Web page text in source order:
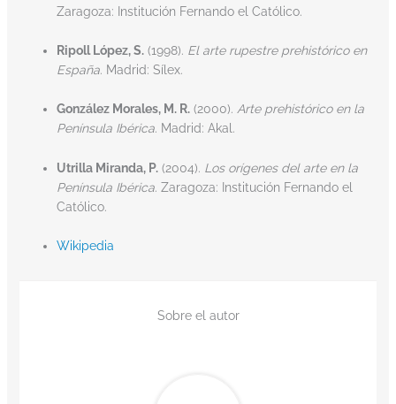
Zaragoza: Institución Fernando el Católico.
Ripoll López, S.(1998). El arte rupestre prehistórico en
España. Madrid: Sílex.
González Morales, M. R.(2000). Arte prehistórico en la
Península Ibérica. Madrid: Akal.
Utrilla Miranda, P.(2004). Los orígenes del arte en la
Península Ibérica. Zaragoza: Institución Fernando el
Católico.
Wikipedia
Sobre el autor